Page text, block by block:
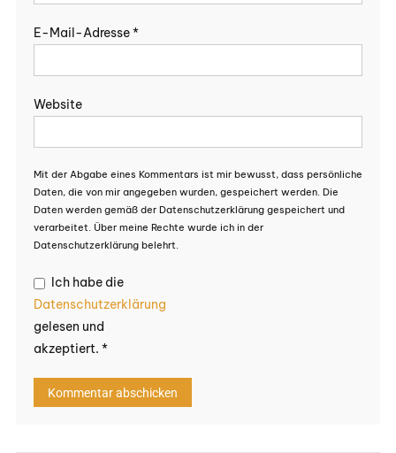
E-Mail-Adresse*
Website
Mit der Abgabe eines Kommentars ist mir bewusst, dass persönliche
Daten, die von mir angegeben wurden, gespeichert werden. Die
Daten werden gemäß der Datenschutzerklärung gespeichert und
verarbeitet. Über meine Rechte wurde ich in der
Datenschutzerklärung belehrt.
Ich habe die
Datenschutzerklärung
gelesen und
akzeptiert. *